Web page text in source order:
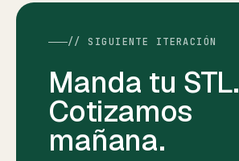
// SIGUIENTE ITERACIÓN
Manda tu STL.
Cotizamos
mañana.